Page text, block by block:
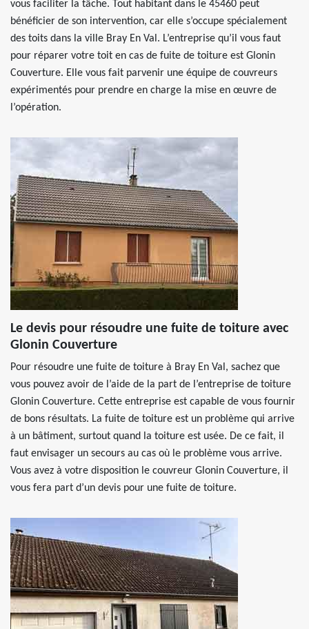
vous faciliter la tâche. Tout habitant dans le 45460 peut
bénéficier de son intervention, car elle s’occupe spécialement
des toits dans la ville Bray En Val. L’entreprise qu’il vous faut
pour réparer votre toit en cas de fuite de toiture est Glonin
Couverture. Elle vous fait parvenir une équipe de couvreurs
expérimentés pour prendre en charge la mise en œuvre de
l’opération.
Le devis pour résoudre une fuite de toiture avec
Glonin Couverture
Pour résoudre une fuite de toiture à Bray En Val, sachez que
vous pouvez avoir de l’aide de la part de l’entreprise de toiture
Glonin Couverture. Cette entreprise est capable de vous fournir
de bons résultats. La fuite de toiture est un problème qui arrive
à un bâtiment, surtout quand la toiture est usée. De ce fait, il
faut envisager un secours au cas où le problème vous arrive.
Vous avez à votre disposition le couvreur Glonin Couverture, il
vous fera part d’un devis pour une fuite de toiture.